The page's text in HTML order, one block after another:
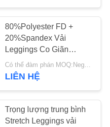
chế
150
117
80%Polyester FD +
20%Spandex Vải
Leggings Co Giãn
SP7333
Có thể đàm phán MOQ:Negotiable
LIÊN HỆ
Trọng lượng trung bình
Stretch Leggings vải